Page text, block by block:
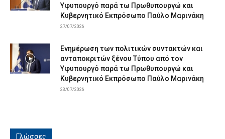
Υφυπουργό παρά τω Πρωθυπουργώ και
Κυβερνητικό Εκπρόσωπο Παύλο Μαρινάκη
27/07/2026
Ενημέρωση των πολιτικών συντακτών και
ανταποκριτών ξένου Τύπου από τον
Υφυπουργό παρά τω Πρωθυπουργώ και
Κυβερνητικό Εκπρόσωπο Παύλο Μαρινάκη
23/07/2026
Γλώσσες